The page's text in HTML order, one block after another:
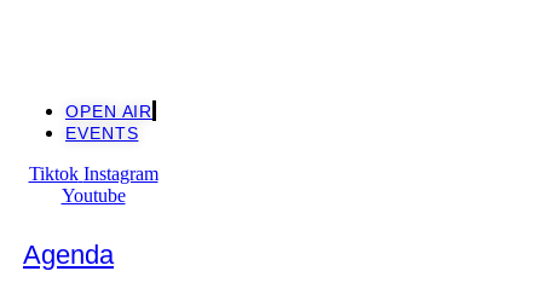
OPEN AIR
EVENTS
Tiktok Instagram
Youtube
Agenda